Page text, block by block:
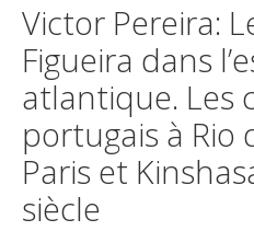
Victor Pereira:
Figueira dans
atlantique. Les
portugais à Rio
Paris et
siècle